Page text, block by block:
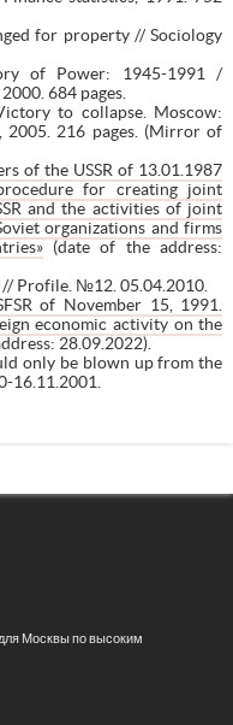
for property // Sociology
of Power: 1945-1991 /
684 pages.
to collapse. Moscow:
2005. 216 pages. (Mirror of
of the USSR of 13.01.1987
for creating joint
and the activities of joint
organizations and firms
(date of the address:
Profile. №12. 05.04.2010.
of November 15, 1991.
economic activity on the
28.09.2022).
only be blown up from the
16.11.2001.
Москвы по высоким